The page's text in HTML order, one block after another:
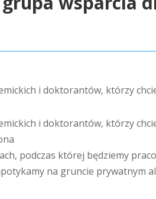
i doktorantów, którzy
i doktorantów, którzy
podczas której będziemy
na gruncie prywatnym